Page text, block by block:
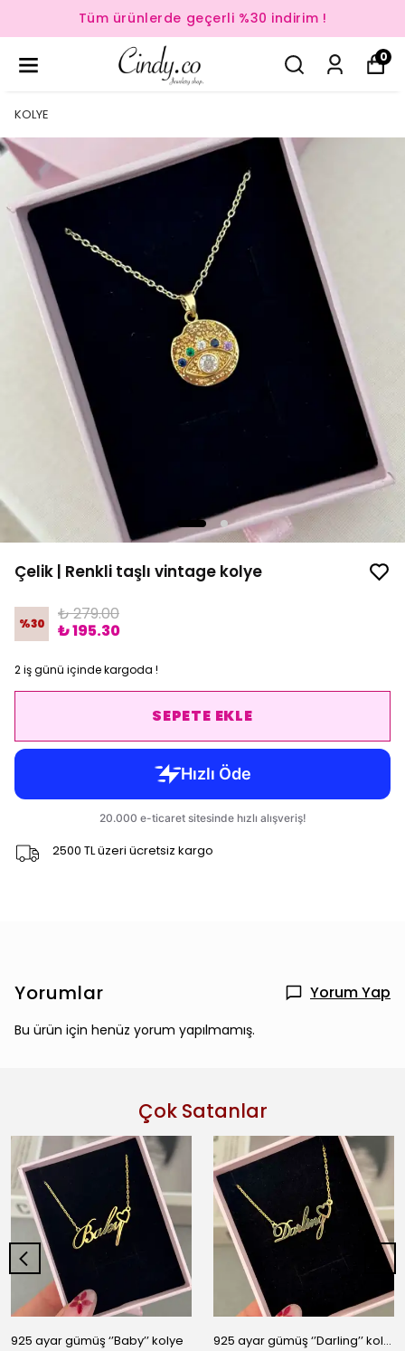
Tüm ürünlerde geçerli %30 indirim !
0
KOLYE
Çelik | Renkli taşlı vintage kolye
%30
₺ 279.00
₺ 195.30
2 iş günü içinde kargoda !
SEPETE EKLE
2500 TL üzeri ücretsiz kargo
Yorumlar Yorum Yap
Bu ürün için henüz yorum yapılmamış.
Çok Satanlar
925 ayar gümüş ‘’Baby’’ kolye 925 ayar gümüş ‘’Darling’’ kolye